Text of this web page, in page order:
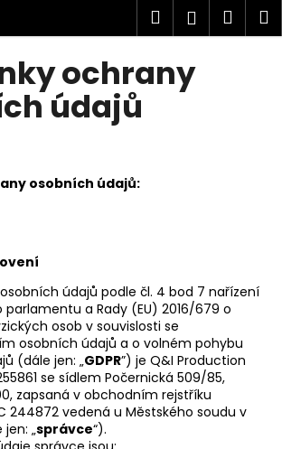
Hledat
ochrany
údajů
osobních údajů:
údajů podle čl. 4 bod 7 nařízení
parlamentu a Rady (EU) 2016/679 o
osob v souvislosti se
osobních údajů a o volném pohybu
(dále jen: „GDPR”) je Q&I Production
se sídlem Počernická 509/85,
, zapsaná v obchodním rejstříku
244872 vedená u Městského soudu v
jen: „správce“).